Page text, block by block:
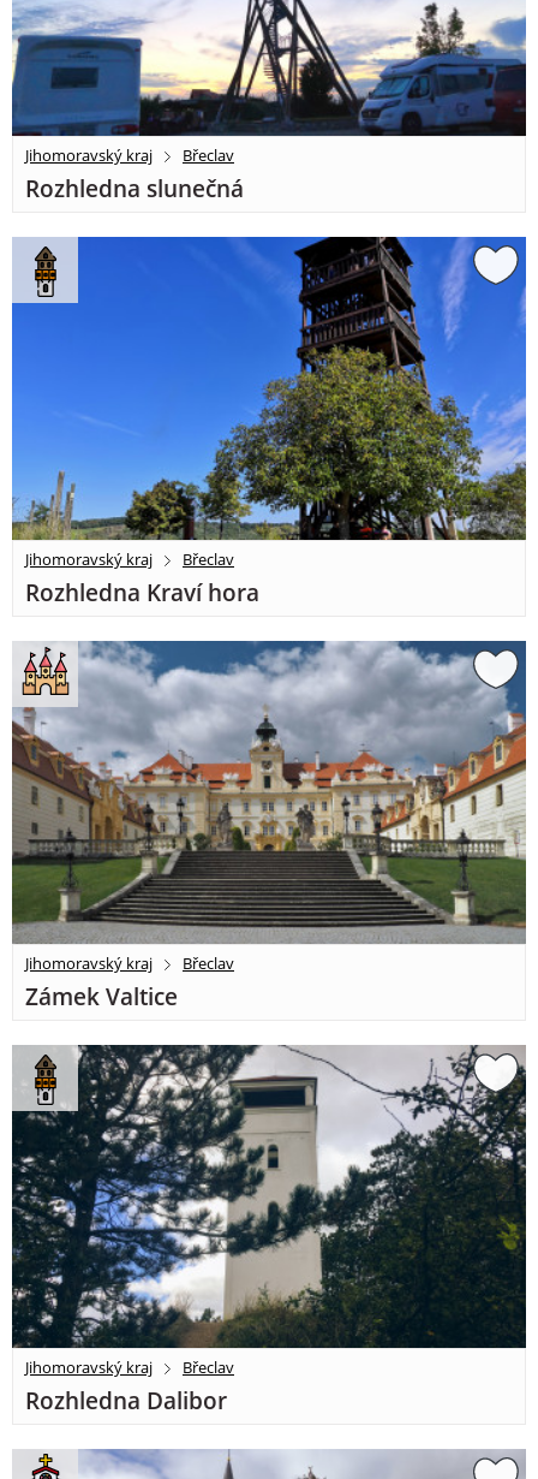
Jihomoravský kraj Břeclav
Rozhledna slunečná
Jihomoravský kraj Břeclav
Rozhledna Kraví hora
Jihomoravský kraj Břeclav
Zámek Valtice
Jihomoravský kraj Břeclav
Rozhledna Dalibor